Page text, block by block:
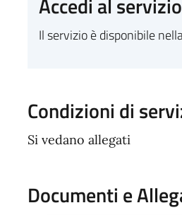
Il servizio è disponibile
Condizioni di
Si vedano allegati
Documenti e